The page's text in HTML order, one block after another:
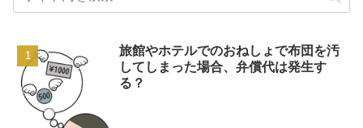
旅館やホテルでのおねしょで布団を汚
してしまった場合、弁償代は発生す
る？